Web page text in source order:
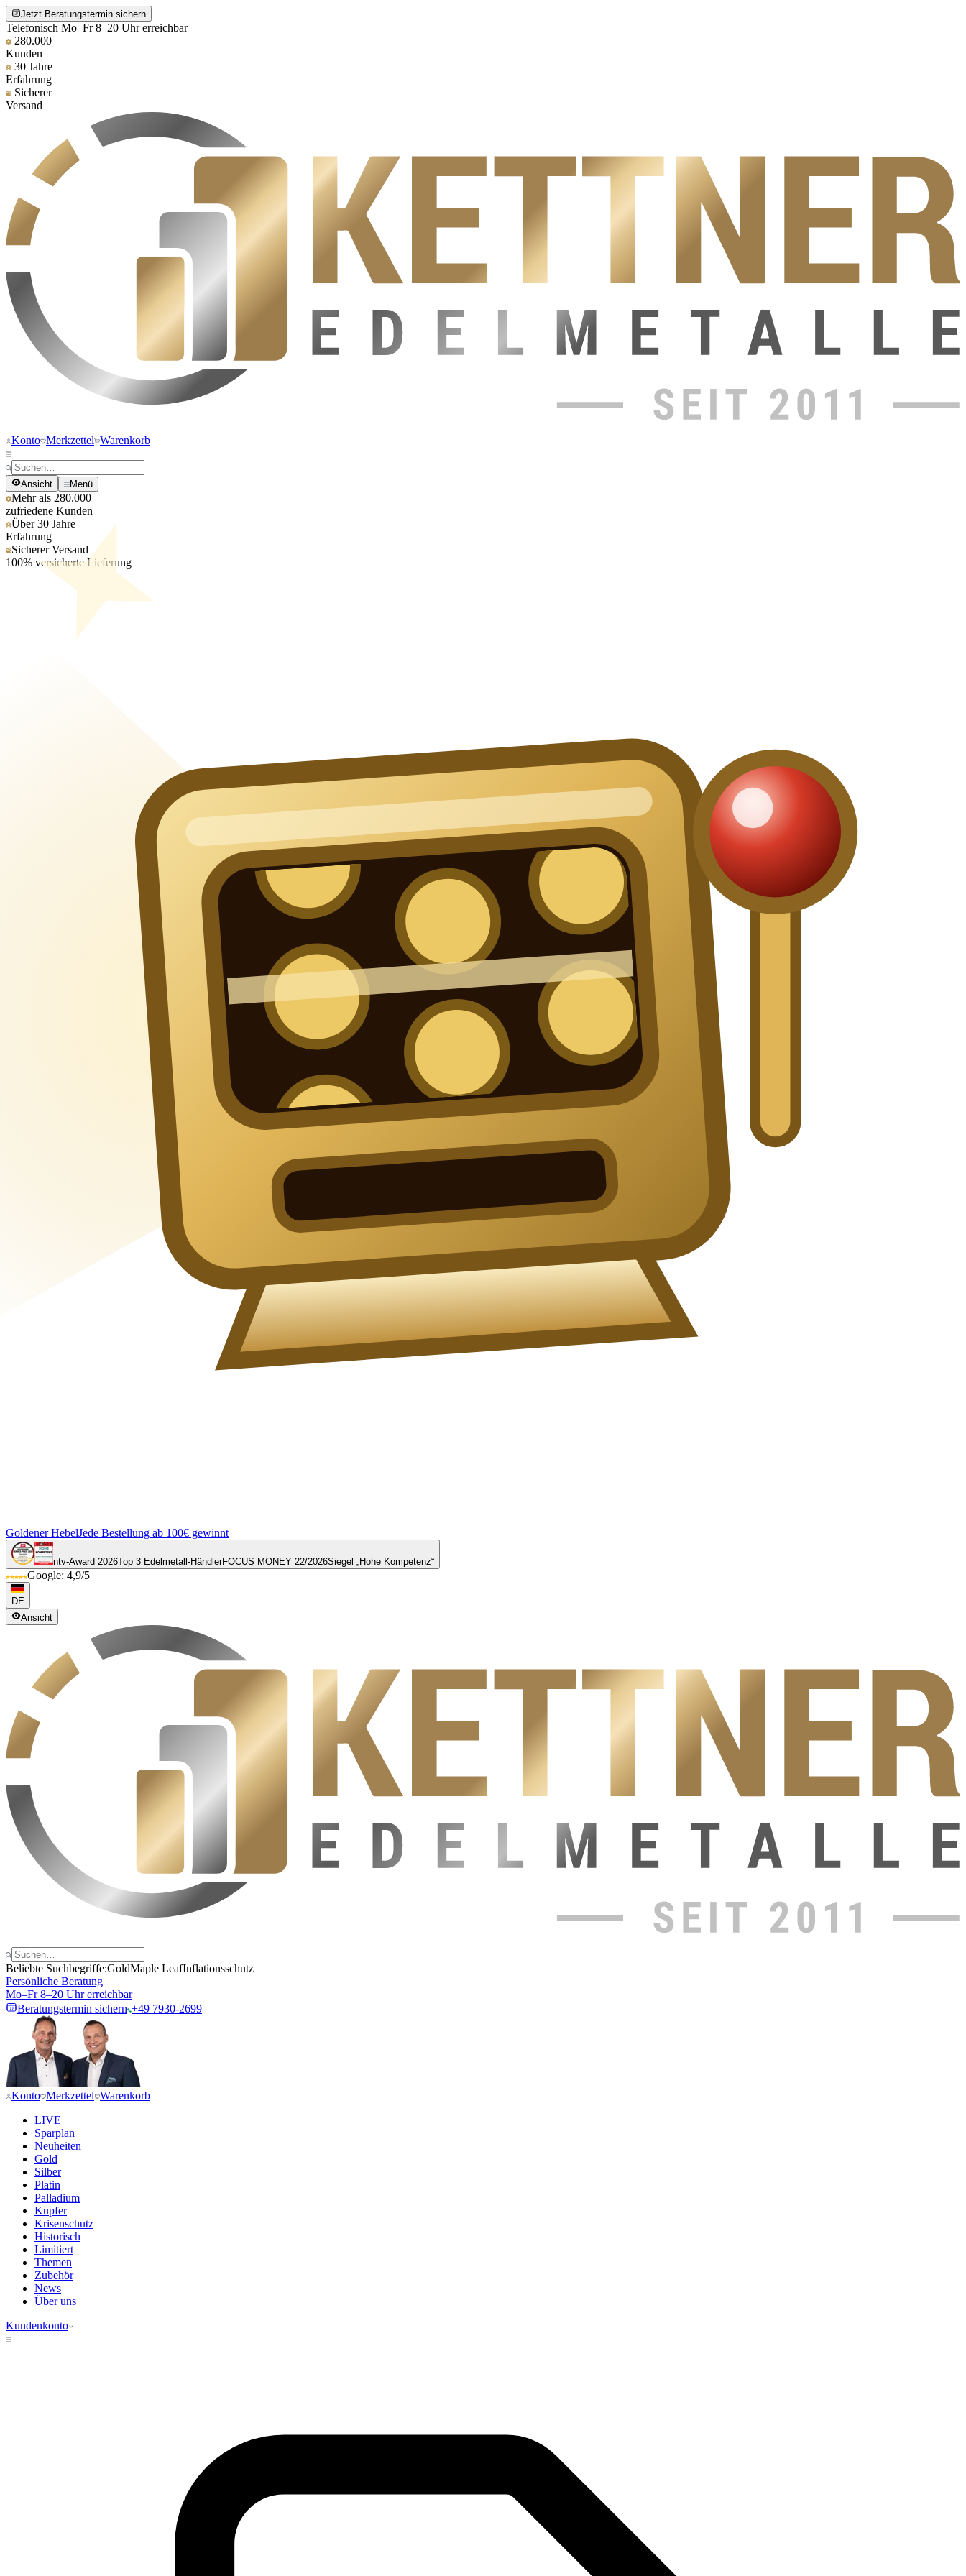
Jetzt Beratungstermin sichern
Telefonisch Mo–Fr 8–20 Uhr erreichbar
280.000
Kunden
30 Jahre
Erfahrung
Sicherer
Versand
Konto Merkzettel Warenkorb
Ansicht Menü
Mehr als 280.000
zufriedene Kunden
Über 30 Jahre
Erfahrung
Sicherer Versand
100% versicherte Lieferung
Goldener HebelJede Bestellung ab 100€ gewinnt
ntv-Award 2026Top 3 Edelmetall-HändlerFOCUS MONEY 22/2026Siegel „Hohe Kompetenz“
Google: 4,9/5
DE
Ansicht
Beliebte Suchbegriffe:GoldMaple LeafInflationsschutz
Persönliche Beratung
Mo–Fr 8–20 Uhr erreichbar
Beratungstermin sichern +49 7930-2699
Konto Merkzettel Warenkorb
LIVE
Sparplan
Neuheiten
Gold
Silber
Platin
Palladium
Kupfer
Krisenschutz
Historisch
Limitiert
Themen
Zubehör
News
Über uns
Kundenkonto